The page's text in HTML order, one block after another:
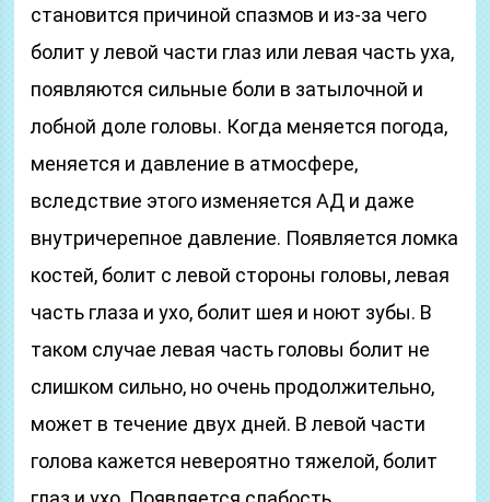
становится причиной спазмов и из-за чего
болит у левой части глаз или левая часть уха,
появляются сильные боли в затылочной и
лобной доле головы. Когда меняется погода,
меняется и давление в атмосфере,
вследствие этого изменяется АД и даже
внутричерепное давление. Появляется ломка
костей, болит с левой стороны головы, левая
часть глаза и ухо, болит шея и ноют зубы. В
таком случае левая часть головы болит не
слишком сильно, но очень продолжительно,
может в течение двух дней. В левой части
голова кажется невероятно тяжелой, болит